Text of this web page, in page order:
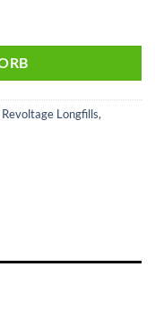
Revoltage Longfills,